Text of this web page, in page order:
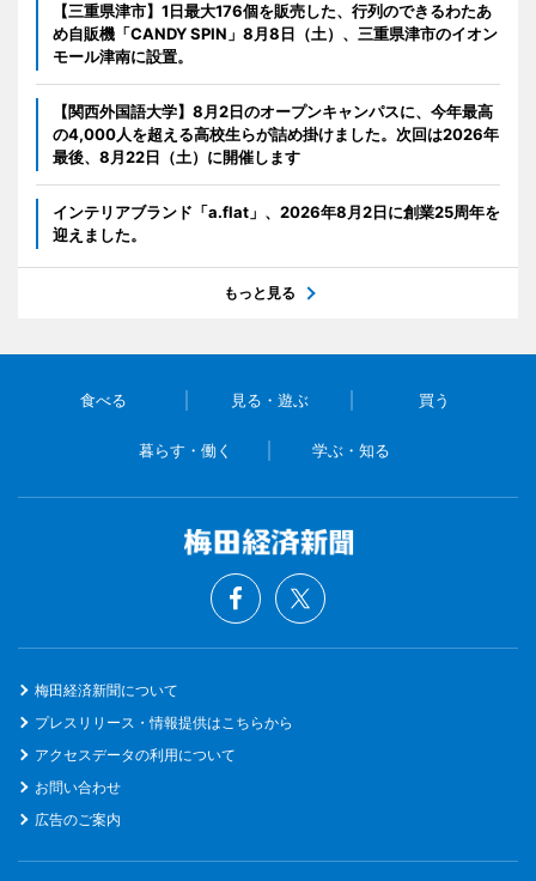
【三重県津市】1日最大176個を販売した、行列のできるわたあ
め自販機「CANDY SPIN」8月8日（土）、三重県津市のイオン
モール津南に設置。
【関西外国語大学】8月2日のオープンキャンパスに、今年最高
の4,000人を超える高校生らが詰め掛けました。次回は2026年
最後、8月22日（土）に開催します
インテリアブランド「a.flat」、2026年8月2日に創業25周年を
迎えました。
もっと見る
食べる 見る・遊ぶ 買う
暮らす・働く 学ぶ・知る
梅田経済新聞について
プレスリリース・情報提供はこちらから
アクセスデータの利用について
お問い合わせ
広告のご案内